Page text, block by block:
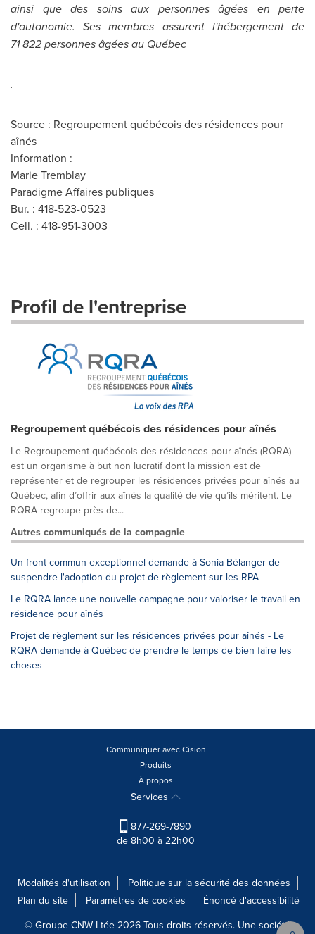
ainsi que des soins aux personnes âgées en perte
d'autonomie. Ses membres assurent l'hébergement de
71 822 personnes âgées au Québec
.
Source : Regroupement québécois des résidences pour
aînés
Information :
Marie Tremblay
Paradigme Affaires publiques
Bur. : 418-523-0523
Cell. : 418-951-3003
Profil de l'entreprise
Regroupement québécois des résidences pour aînés
Le Regroupement québécois des résidences pour aînés (RQRA)
est un organisme à but non lucratif dont la mission est de
représenter et de regrouper les résidences privées pour aînés au
Québec, afin d’offrir aux aînés la qualité de vie qu’ils méritent. Le
RQRA regroupe près de...
Autres communiqués de la compagnie
Un front commun exceptionnel demande à Sonia Bélanger de
suspendre l'adoption du projet de règlement sur les RPA
Le RQRA lance une nouvelle campagne pour valoriser le travail en
résidence pour aînés
Projet de règlement sur les résidences privées pour aînés - Le
RQRA demande à Québec de prendre le temps de bien faire les
choses
Communiquer avec Cision
Produits
À propos
Services
877-269-7890
de 8h00 à 22h00
Modalités d'utilisation
Politique sur la sécurité des données
Plan du site
Paramètres de cookies
Énoncé d'accessibilité
© Groupe CNW Ltée 2026 Tous droits réservés. Une société